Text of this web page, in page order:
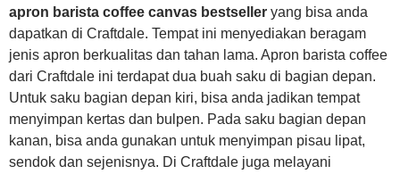
apron barista coffee canvas bestseller yang bisa anda
dapatkan di Craftdale. Tempat ini menyediakan beragam
jenis apron berkualitas dan tahan lama. Apron barista coffee
dari Craftdale ini terdapat dua buah saku di bagian depan.
Untuk saku bagian depan kiri, bisa anda jadikan tempat
menyimpan kertas dan bulpen. Pada saku bagian depan
kanan, bisa anda gunakan untuk menyimpan pisau lipat,
sendok dan sejenisnya. Di Craftdale juga melayani